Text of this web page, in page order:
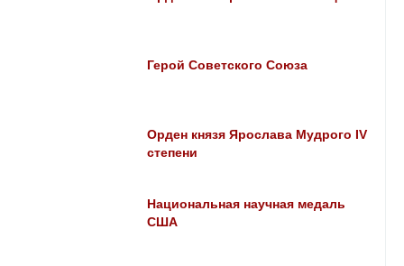
Герой Советского Союза
Орден князя Ярослава Мудрого IV
степени
Национальная научная медаль
США